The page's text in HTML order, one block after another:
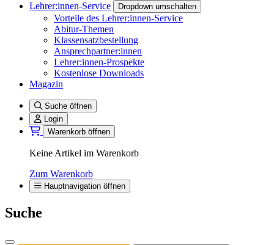
Lehrer:innen-Service
Dropdown umschalten
Vorteile des Lehrer:innen-Service
Abitur-Themen
Klassensatzbestellung
Ansprechpartner:innen
Lehrer:innen-Prospekte
Kostenlose Downloads
Magazin
Suche öffnen
Login
Warenkorb öffnen
Keine Artikel im Warenkorb
Zum Warenkorb
Hauptnavigation öffnen
Suche